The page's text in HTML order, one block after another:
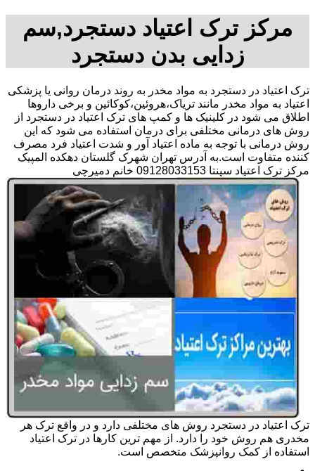
مرکز ترک اعتیاد دستجرد,سم
زدایی بدن دستجرد
ترک اعتیاد در دستجرد به مواد مخدر به روند درمان روانی یا پزشکی
اعتیاد به مواد مخدر مانند تریاک،هروئین،کوکائین و برخی داروها
اطلاق می شود در کلینیک ها و کمپ های ترک اعتیاد در دستجرد از
روش های درمانی مختلفی برای درمان استفاده می شود که این
روش درمانی با توجه به ماده اعتیاد آور و شدت اعتیاد فرد مصرف
کننده متفاوت است.به آدرس تهران شهرک گلستان دهکده المپیک
مرکز ترک اعتیاد سپنتا 09128033153 خانم دمیرچی
ترک اعتیاد در دستجرد روش های مختلفی دارد و در واقع ترک هر
مخدری هم روش خود را دارد. از مهم ترین کارها در ترک اعتیاد
استفاده از کمک روانپزشک متخصص است.